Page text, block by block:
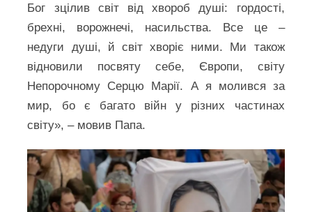
Бог зцілив світ від хвороб душі: гордості,
брехні, ворожнечі, насильства. Все це –
недуги душі, й світ хворіє ними. Ми також
відновили посвяту себе, Європи, світу
Непорочному Серцю Марії. А я молився за
мир, бо є багато війн у різних частинах
світу», – мовив Папа.